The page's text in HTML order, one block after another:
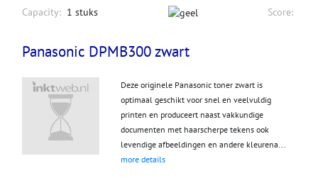
Capacity: 1 stuks Score:
Panasonic DPMB300 zwart
Deze originele Panasonic toner zwart is
optimaal geschikt voor snel en veelvuldig
printen en produceert naast vakkundige
documenten met haarscherpe tekens ook
levendige afbeeldingen en andere kleurena...
more details